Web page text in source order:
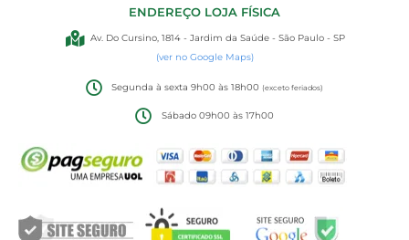
ENDEREÇO LOJA FÍSICA
Av. Do Cursino, 1814 - Jardim da Saúde - São Paulo - SP
(ver no Google Maps)
Segunda à sexta 9h00 às 18h00(exceto feriados)
Sábado 09h00 às 17h00